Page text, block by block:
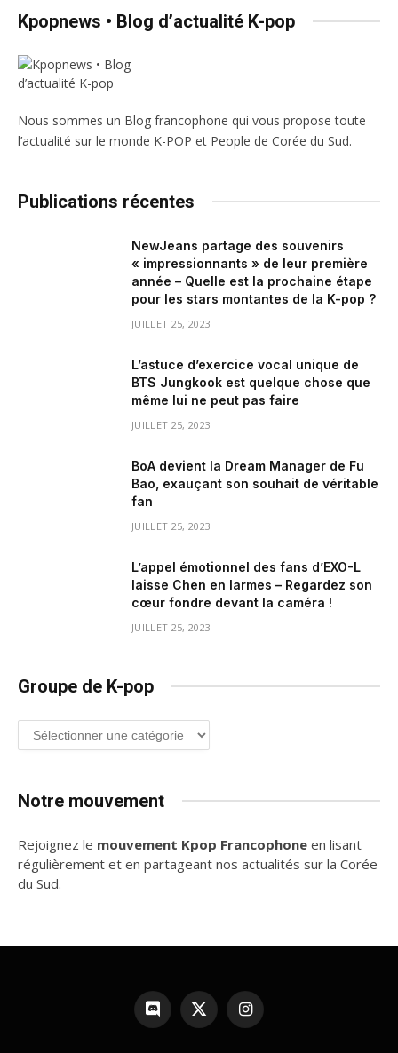
Kpopnews • Blog d’actualité K-pop
Nous sommes un Blog francophone qui vous propose toute
l’actualité sur le monde K-POP et People de Corée du Sud.
Publications récentes
NewJeans partage des souvenirs
« impressionnants » de leur première
année – Quelle est la prochaine étape
pour les stars montantes de la K-pop ?
JUILLET 25, 2023
L’astuce d’exercice vocal unique de
BTS Jungkook est quelque chose que
même lui ne peut pas faire
JUILLET 25, 2023
BoA devient la Dream Manager de Fu
Bao, exauçant son souhait de véritable
fan
JUILLET 25, 2023
L’appel émotionnel des fans d’EXO-L
laisse Chen en larmes – Regardez son
cœur fondre devant la caméra !
JUILLET 25, 2023
Groupe de K-pop
Groupe
de
Notre mouvement
Rejoignez le mouvement Kpop Francophone en lisant
régulièrement et en partageant nos actualités sur la Corée
du Sud.
Discord X
(Twitter)
Instagram